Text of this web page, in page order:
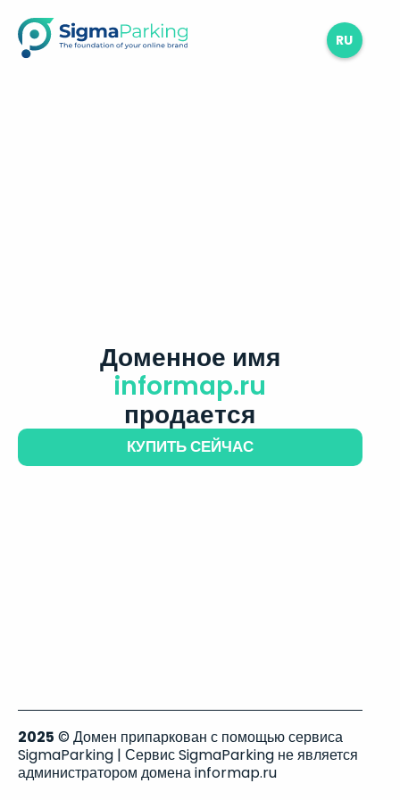
RU
Доменное имя
informap.ru
продается
КУПИТЬ СЕЙЧАС
2025 © Домен припаркован с помощью сервиса
SigmaParking | Сервис SigmaParking не является
администратором домена informap.ru